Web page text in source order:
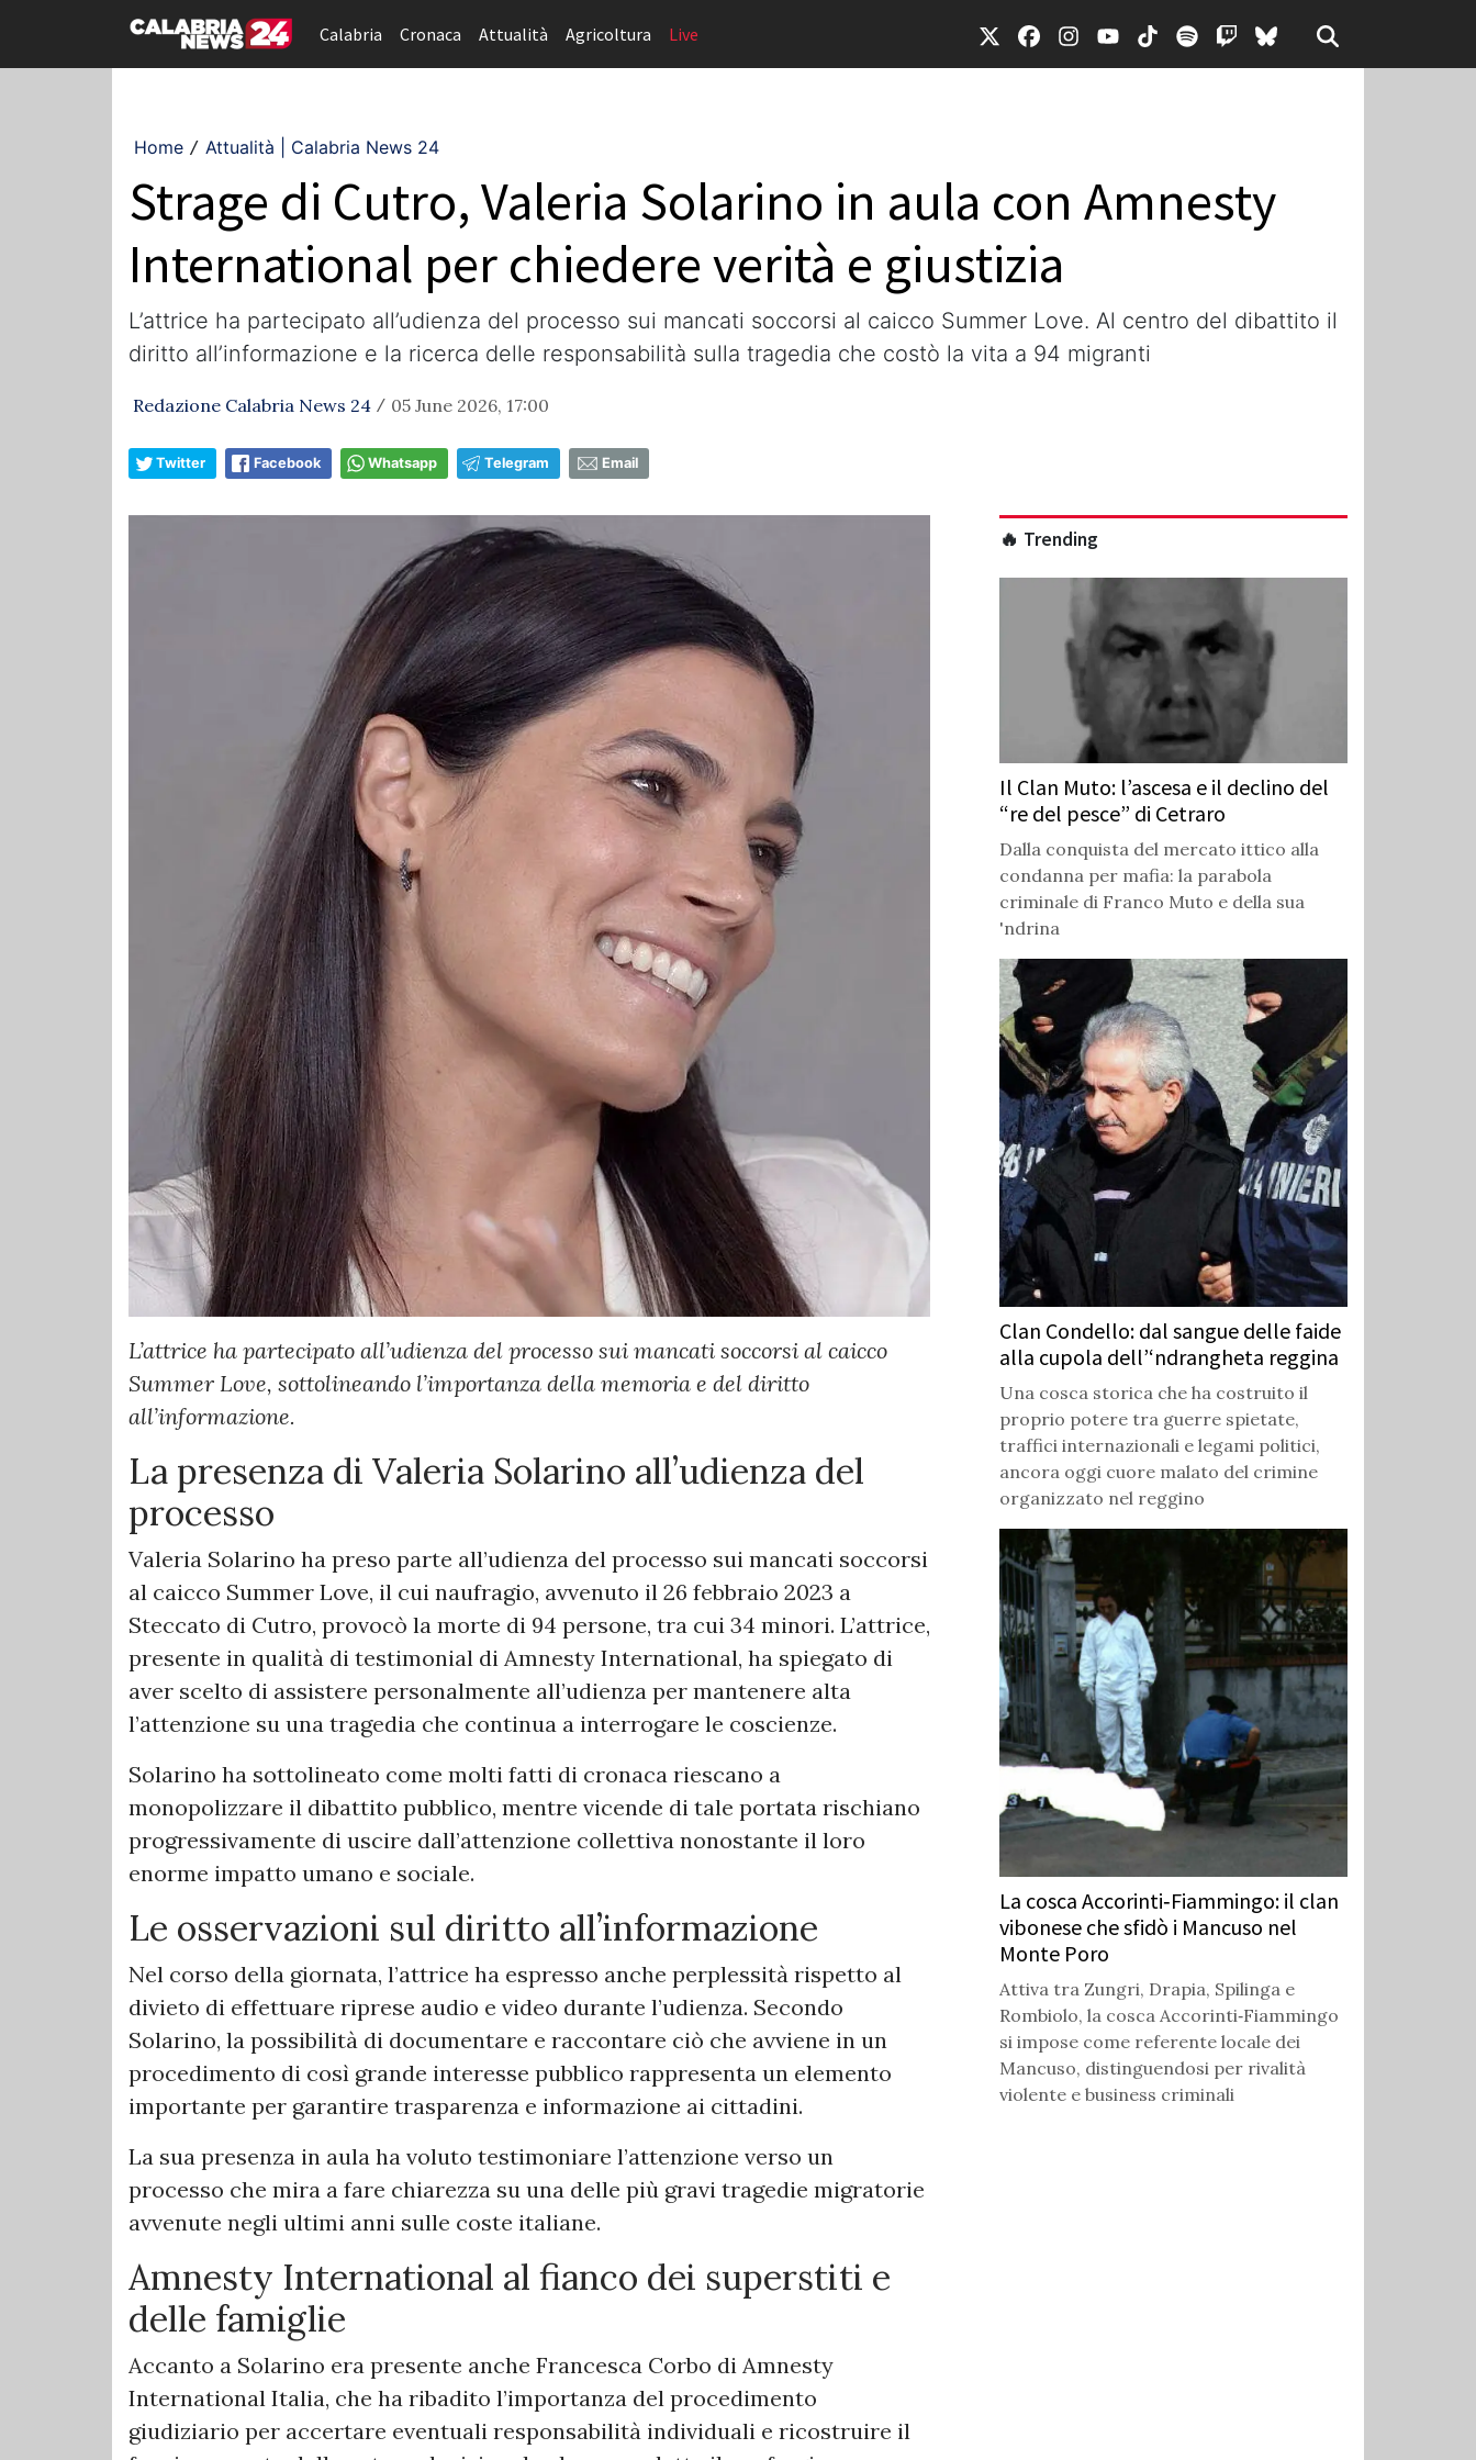
Calabria Cronaca Attualità Agricoltura Live
Home / Attualità | Calabria News 24
Strage di Cutro, Valeria Solarino in aula con Amnesty
International per chiedere verità e giustizia
L’attrice ha partecipato all’udienza del processo sui mancati soccorsi al caicco Summer Love. Al centro del dibattito il
diritto all’informazione e la ricerca delle responsabilità sulla tragedia che costò la vita a 94 migranti
Redazione Calabria News 24 / 05 June 2026, 17:00
Twitter Facebook Whatsapp Telegram Email
L’attrice ha partecipato all’udienza del processo sui mancati soccorsi al caicco
Summer Love, sottolineando l’importanza della memoria e del diritto
all’informazione.
La presenza di Valeria Solarino all’udienza del
processo
Valeria Solarino ha preso parte all’udienza del processo sui mancati soccorsi
al caicco Summer Love, il cui naufragio, avvenuto il 26 febbraio 2023 a
Steccato di Cutro, provocò la morte di 94 persone, tra cui 34 minori. L’attrice,
presente in qualità di testimonial di Amnesty International, ha spiegato di
aver scelto di assistere personalmente all’udienza per mantenere alta
l’attenzione su una tragedia che continua a interrogare le coscienze.
Solarino ha sottolineato come molti fatti di cronaca riescano a
monopolizzare il dibattito pubblico, mentre vicende di tale portata rischiano
progressivamente di uscire dall’attenzione collettiva nonostante il loro
enorme impatto umano e sociale.
Le osservazioni sul diritto all’informazione
Nel corso della giornata, l’attrice ha espresso anche perplessità rispetto al
divieto di effettuare riprese audio e video durante l’udienza. Secondo
Solarino, la possibilità di documentare e raccontare ciò che avviene in un
procedimento di così grande interesse pubblico rappresenta un elemento
importante per garantire trasparenza e informazione ai cittadini.
La sua presenza in aula ha voluto testimoniare l’attenzione verso un
processo che mira a fare chiarezza su una delle più gravi tragedie migratorie
avvenute negli ultimi anni sulle coste italiane.
Amnesty International al fianco dei superstiti e
delle famiglie
Accanto a Solarino era presente anche Francesca Corbo di Amnesty
International Italia, che ha ribadito l’importanza del procedimento
giudiziario per accertare eventuali responsabilità individuali e ricostruire il
🔥 Trending
Il Clan Muto: l’ascesa e il declino del
“re del pesce” di Cetraro
Dalla conquista del mercato ittico alla
condanna per mafia: la parabola
criminale di Franco Muto e della sua
'ndrina
Clan Condello: dal sangue delle faide
alla cupola dell’‘ndrangheta reggina
Una cosca storica che ha costruito il
proprio potere tra guerre spietate,
traffici internazionali e legami politici,
ancora oggi cuore malato del crimine
organizzato nel reggino
La cosca Accorinti‑Fiammingo: il clan
vibonese che sfidò i Mancuso nel
Monte Poro
Attiva tra Zungri, Drapia, Spilinga e
Rombiolo, la cosca Accorinti‑Fiammingo
si impose come referente locale dei
Mancuso, distinguendosi per rivalità
violente e business criminali